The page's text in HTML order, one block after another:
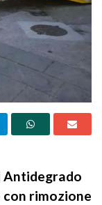
Antidegrado
con rimozione